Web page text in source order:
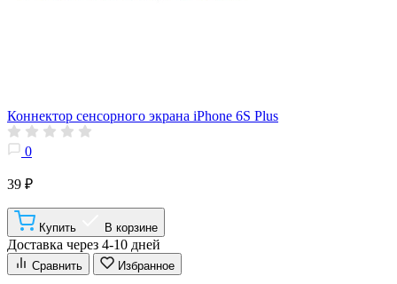
Коннектор сенсорного экрана iPhone 6S Plus
0
39 ₽
Купить В корзине
Доставка через 4-10 дней
Сравнить Избранное